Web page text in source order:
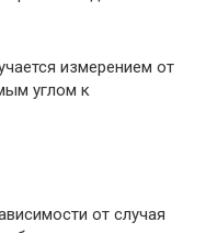
измерением от
углом к
от случая